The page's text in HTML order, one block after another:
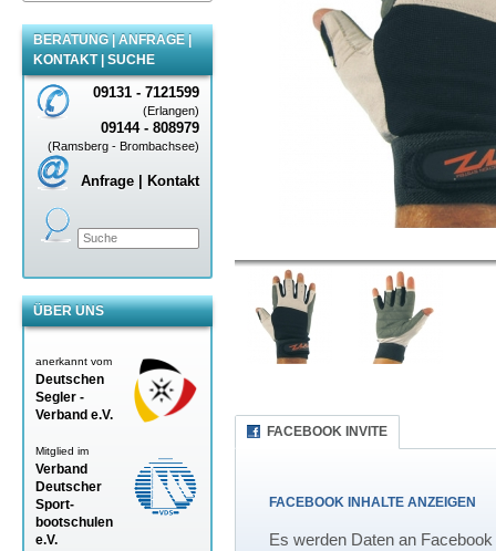
BERATUNG | ANFRAGE |
KONTAKT | SUCHE
09131 - 7121599
(Erlangen)
09144 - 808979
(Ramsberg - Brombachsee)
Anfrage | Kontakt
ÜBER UNS
anerkannt vom
Deutschen
Segler -
Verband e.V.
Mitglied im
Verband
Deutscher
Sport-
bootschulen
e.V.
FACEBOOK INVITE
FACEBOOK INHALTE ANZEIGEN
Es werden Daten an